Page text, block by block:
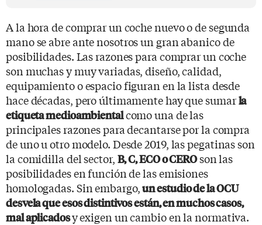
A la hora de comprar un coche nuevo o de segunda
mano se abre ante nosotros un gran abanico de
posibilidades. Las razones para comprar un coche
son muchas y muy variadas, diseño, calidad,
equipamiento o espacio figuran en la lista desde
hace décadas, pero últimamente hay que sumarla
etiqueta medioambientalcomo una de las
principales razones para decantarse por la compra
de uno u otro modelo. Desde 2019, las pegatinas son
la comidilla del sector, B, C, ECO o CEROson las
posibilidades en función de las emisiones
homologadas. Sin embargo,un estudio dela OCU
desvela que esos distintivos están, en muchos casos,
mal aplicadosy exigen un cambio en la normativa.